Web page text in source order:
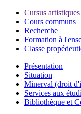
Cursus artistiques
Cours communs
Recherche
Formation à
Classe
Présentation
Situation
Minerval (droit
Services aux
Bibliothèque et